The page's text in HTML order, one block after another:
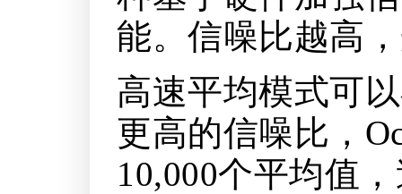
能。信噪比越高
高速平均模式可
更高的信噪比，
10,000个平均值